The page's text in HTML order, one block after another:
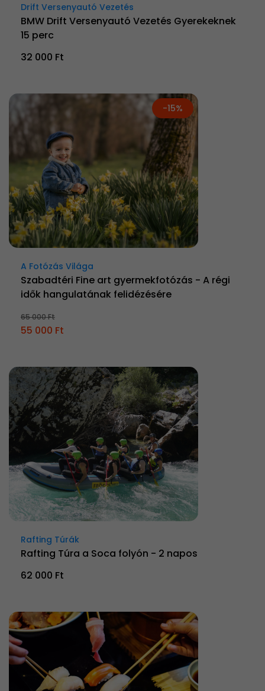
Drift Versenyautó Vezetés
BMW Drift Versenyautó Vezetés Gyerekeknek
15 perc
32 000 Ft
-15%
A Fotózás Világa
Szabadtéri Fine art gyermekfotózás - A régi
idők hangulatának felidézésére
65 000 Ft
55 000 Ft
Rafting Túrák
Rafting Túra a Soca folyón - 2 napos
62 000 Ft